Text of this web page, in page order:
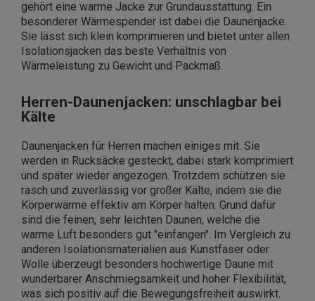
gehört eine warme Jacke zur Grundausstattung. Ein
besonderer Wärmespender ist dabei die Daunenjacke.
Sie lässt sich klein komprimieren und bietet unter allen
Isolationsjacken das beste Verhältnis von
Wärmeleistung zu Gewicht und Packmaß.
Herren-Daunenjacken: unschlagbar bei
Kälte
Daunenjacken für Herren machen einiges mit. Sie
werden in Rucksäcke gesteckt, dabei stark komprimiert
und später wieder angezogen. Trotzdem schützen sie
rasch und zuverlässig vor großer Kälte, indem sie die
Körperwärme effektiv am Körper halten. Grund dafür
sind die feinen, sehr leichten Daunen, welche die
warme Luft besonders gut "einfangen". Im Vergleich zu
anderen Isolationsmaterialien aus Kunstfaser oder
Wolle überzeugt besonders hochwertige Daune mit
wunderbarer Anschmiegsamkeit und hoher Flexibilität,
was sich positiv auf die Bewegungsfreiheit auswirkt.